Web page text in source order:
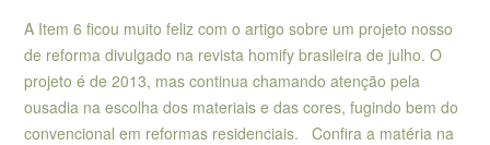
A Item 6 ficou muito feliz com o artigo sobre um projeto nosso
de reforma divulgado na revista homify brasileira de julho. O
projeto é de 2013, mas continua chamando atenção pela
ousadia na escolha dos materiais e das cores, fugindo bem do
convencional em reformas residenciais. Confira a matéria na